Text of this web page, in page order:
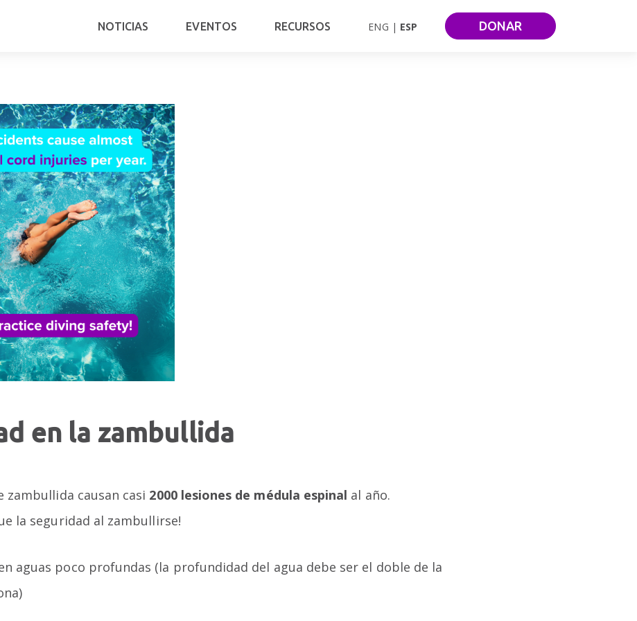
NOTICIAS EVENTOS RECURSOS ENG ESP DONAR
en la zambullida
zambullida causan casi 2000 lesiones de médula espinal al año.
la seguridad al zambullirse!
aguas poco profundas (la profundidad del agua debe ser el doble de la